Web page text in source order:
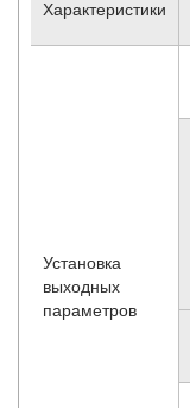
Характеристики
Установка
выходных
параметров